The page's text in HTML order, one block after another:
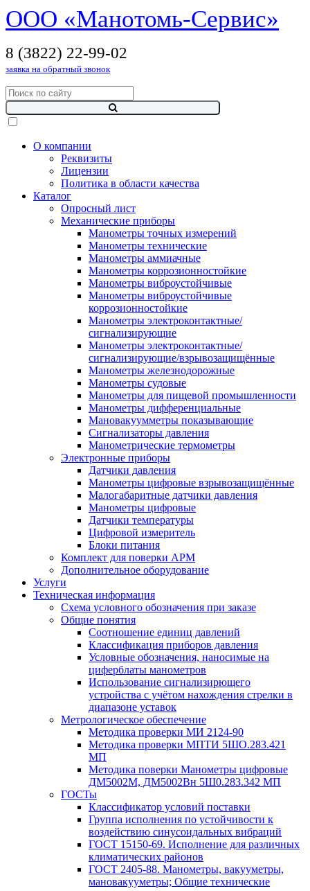
OOO «Манотомь-Cервис»
8 (3822) 22-99-02
заявка на обратный звонок
О компании
Реквизиты
Лицензии
Политика в области качества
Каталог
Опросный лист
Механические приборы
Манометры точных измерений
Манометры технические
Манометры аммиачные
Манометры коррозионностойкие
Манометры виброустойчивые
Манометры виброустойчивые
коррозионностойкие
Манометры электроконтактные/
сигнализирующие
Манометры электроконтактные/
сигнализирующие/взрывозащищённые
Манометры железнодорожные
Манометры судовые
Манометры для пищевой промышленности
Манометры дифференциальные
Мановакуумметры показывающие
Сигнализаторы давления
Манометрические термометры
Электронные приборы
Датчики давления
Манометры цифровые взрывозащищённые
Малогабаритные датчики давления
Манометры цифровые
Датчики температуры
Цифровой измеритель
Блоки питания
Комплект для поверки АРМ
Дополнительное оборудование
Услуги
Техническая информация
Схема условного обозначения при заказе
Общие понятия
Соотношение единиц давлений
Классификация приборов давления
Условные обозначения, наносимые на
циферблаты манометров
Использование сигнализирющего
устройства с учётом нахождения стрелки в
диапазоне уставок
Метрологическое обеспечение
Методика проверки МИ 2124-90
Методика проверки МПТИ 5ШО.283.421
МП
Методика поверки Манометры цифровые
ДМ5002М, ДМ5002Вн 5Ш0.283.342 МП
ГОСТы
Классификатор условий поставки
Группа исполнения по устойчивости к
воздействию синусоидальных вибраций
ГОСТ 15150-69. Исполнение для различных
климатических районов
ГОСТ 2405-88. Манометры, вакууметры,
мановакууметры; Общие технические